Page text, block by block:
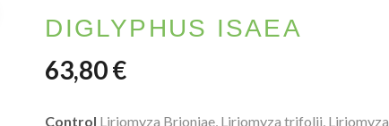
DIGLYPHUS ISAEA
63,80€
Control Liriomyza Brioniae, Liriomyza trifolii, Liriomyza